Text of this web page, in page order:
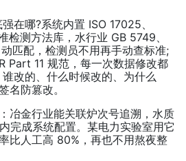
在哪?系统内置 ISO 17025、
检测方法库，水行业 GB 5749、
匹配，检测员不用再手动查标准;
Part 11 规范，每一次数据修改都
改的、什么时候改的、为什么
名防篡改。
冶金行业能关联炉次号追溯，水质
完成系统配置。某电力实验室用它
比人工高 80%，再也不用熬夜整